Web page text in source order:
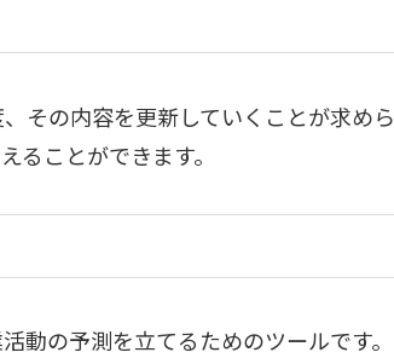
その内容を更新していくことが求めら
ることができます。
動の予測を立てるためのツールです。